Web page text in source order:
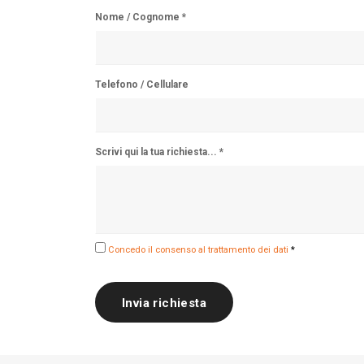
Nome / Cognome *
Telefono / Cellulare
Scrivi qui la tua richiesta... *
Concedo il consenso al trattamento dei dati *
Invia richiesta